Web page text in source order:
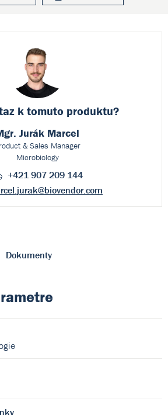
ktomuto produktu?
Jurák Marcel
& Sales Manager
Microbiology
+421 907 209 144
@biovendor.com
Dokumenty